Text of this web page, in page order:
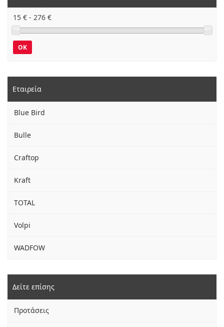
15 € - 276 €
OK
Εταιρεία
Blue Bird
Bulle
Craftop
Kraft
TOTAL
Volpi
WADFOW
Δείτε επίσης
Προτάσεις